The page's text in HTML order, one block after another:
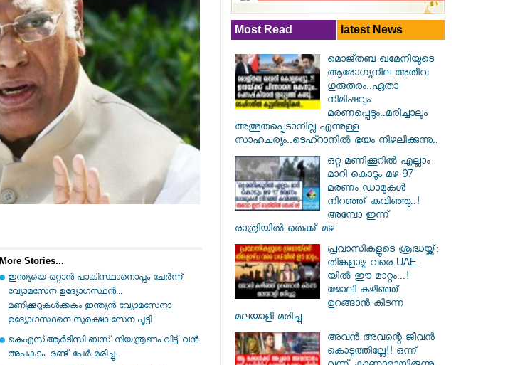
More Stories...
ഇന്ത്യയെ ഒറ്റാൻ പാകിസ്ഥാനൊപ്പം ചേർന്ന്
വ്യോമസേന ഉദ്യോ​ഗസ്ഥൻ...
മണിക്കൂറുകൾക്കകം ഇന്ത്യൻ വ്യോമസേനാ
ഉദ്യോഗസ്ഥനെ സുരക്ഷാ സേന പൂട്ടി
കെഎസ്ആര്‍ടിസി ബസ് നിയന്ത്രണം വിട്ട് വൻ
അപകടം. രണ്ട് പേർ മരിച്ചു.
Most Read latest News
മൊജ്തബ ഖമേനിയുടെ
ആരോഗ്യനില അതീവ
ഗുരുതരം..ഏതാ
നിമിഷവും
മരണപ്പെടും..മരിച്ചാലും
അത്ഭുതപ്പെടാനില്ല എന്നുള്ള
സാഹചര്യം..ടെഹ്റാനിൽ ഭയം നിഴലിക്കുന്നു..
ഒറ്റ മണിക്കൂറിൽ എല്ലാം
മാറി കൊടും മഴ 97
മരണം ഡാമുകൾ
നിറഞ്ഞ് കവിഞ്ഞു..!
അമ്പോ ഇന്ന്
രാത്രിയിൽ തെക്ക് മഴ
പ്രവാസികളുടെ ശ്രദ്ധയ്ക്ക്:
തിങ്കളാഴ്ച വരെ UAE-
യിൽ ഈ മാറ്റം...!
ജോലി കഴിഞ്ഞ്
ഉറങ്ങാൻ കിടന്ന
മലയാളി മരിച്ചു
അവൻ അവന്റെ ജീവൻ
കൊടുത്തില്ലേ!! ഒന്ന്